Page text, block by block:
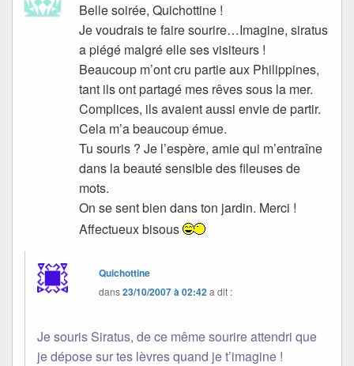
Belle soirée, Quichottine !
Je voudrais te faire sourire…Imagine, siratus
a piégé malgré elle ses visiteurs !
Beaucoup m’ont cru partie aux Philippines,
tant ils ont partagé mes rêves sous la mer.
Complices, ils avaient aussi envie de partir.
Cela m’a beaucoup émue.
Tu souris ? Je l’espère, amie qui m’entraîne
dans la beauté sensible des fileuses de
mots.
On se sent bien dans ton jardin. Merci !
Affectueux bisous
Quichottine
dans23/10/2007 à 02:42a dit :
Je souris Siratus, de ce même sourire attendri que
je dépose sur tes lèvres quand je t’imagine !